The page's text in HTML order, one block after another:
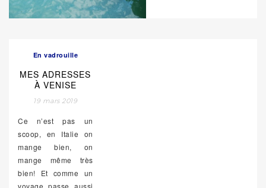
En vadrouille
MES ADRESSES
À VENISE
19 mars 2019
Ce n’est pas un
scoop, en Italie on
mange bien, on
mange même très
bien! Et comme un
voyage passe aussi